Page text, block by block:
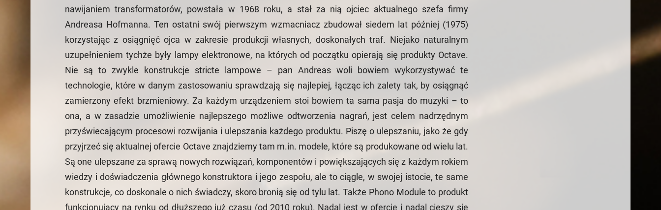
nawijaniem transformatorów, powstała w 1968 roku, a stał za nią ojciec aktualnego szefa firmy
Andreasa Hofmanna. Ten ostatni swój pierwszym wzmacniacz zbudował siedem lat później (1975)
korzystając z osiągnięć ojca w zakresie produkcji własnych, doskonałych traf. Niejako naturalnym
uzupełnieniem tychże były lampy elektronowe, na których od początku opierają się produkty Octave.
Nie są to zwykle konstrukcje stricte lampowe – pan Andreas woli bowiem wykorzystywać te
technologie, które w danym zastosowaniu sprawdzają się najlepiej, łącząc ich zalety tak, by osiągnąć
zamierzony efekt brzmieniowy. Za każdym urządzeniem stoi bowiem ta sama pasja do muzyki – to
ona, a w zasadzie umożliwienie najlepszego możliwe odtworzenia nagrań, jest celem nadrzędnym
przyświecającym procesowi rozwijania i ulepszania każdego produktu. Piszę o ulepszaniu, jako że gdy
przyjrzeć się aktualnej ofercie Octave znajdziemy tam m.in. modele, które są produkowane od wielu lat.
Są one ulepszane za sprawą nowych rozwiązań, komponentów i powiększających się z każdym rokiem
wiedzy i doświadczenia głównego konstruktora i jego zespołu, ale to ciągle, w swojej istocie, te same
konstrukcje, co doskonale o nich świadczy, skoro bronią się od tylu lat. Także Phono Module to produkt
funkcjonujący na rynku od dłuższego już czasu (od 2010 roku). Nadal jest w ofercie i nadal cieszy się